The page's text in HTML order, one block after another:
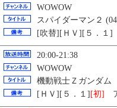
WOWOW
スパイダーマン２
[吹替][ＨＶ][５．１]
20:00-21:38
WOWOW
機動戦士Ｚガンダ
[ＨＶ][５．１] [初]